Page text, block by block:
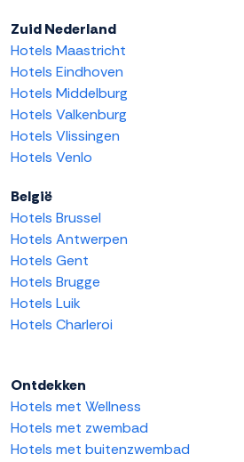
Zuid Nederland
Hotels Maastricht
Hotels Eindhoven
Hotels Middelburg
Hotels Valkenburg
Hotels Vlissingen
Hotels Venlo
België
Hotels Brussel
Hotels Antwerpen
Hotels Gent
Hotels Brugge
Hotels Luik
Hotels Charleroi
Ontdekken
Hotels met Wellness
Hotels met zwembad
Hotels met buitenzwembad